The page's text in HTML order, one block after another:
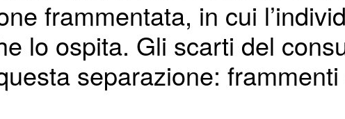
frammentata, in cui
lo ospita. Gli scarti del
separazione: frammenti